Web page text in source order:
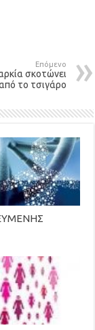
Επόμενο
σκοτώνει
το τσιγάρο